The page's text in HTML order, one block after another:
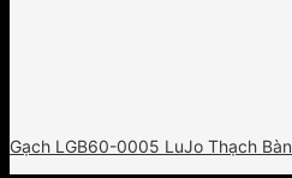
Gạch LGB60-0005 LuJo Thạch Bàn